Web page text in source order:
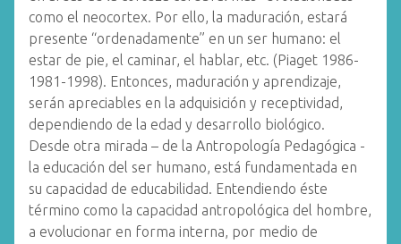
como el neocortex. Por ello, la maduración, estará
presente “ordenadamente” en un ser humano: el
estar de pie, el caminar, el hablar, etc. (Piaget 1986-
1981-1998). Entonces, maduración y aprendizaje,
serán apreciables en la adquisición y receptividad,
dependiendo de la edad y desarrollo biológico.
Desde otra mirada – de la Antropología Pedagógica -
la educación del ser humano, está fundamentada en
su capacidad de educabilidad. Entendiendo éste
término como la capacidad antropológica del hombre,
a evolucionar en forma interna, por medio de